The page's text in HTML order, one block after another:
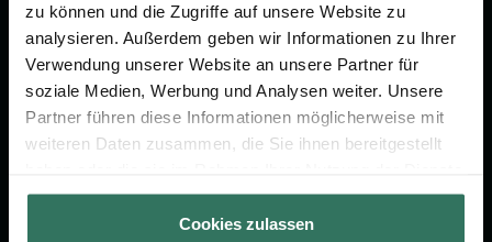
zu können und die Zugriffe auf unsere Website zu
analysieren. Außerdem geben wir Informationen zu Ihrer
Verwendung unserer Website an unsere Partner für
soziale Medien, Werbung und Analysen weiter. Unsere
Partner führen diese Informationen möglicherweise mit
weiteren Daten zusammen, die Sie ihnen bereitgestellt
gesammelt haben.
Cookies zulassen
FÜR SIE
Vergleich
Ratgeber
Verzeichnis
FÜR BESTATTER
Online-Portal
Kostenlos registrieren